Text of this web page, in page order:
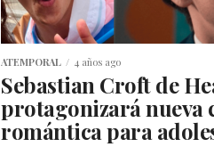
ATEMPORAL 4 años ago
Sebastian Croft de
protagonizará nueva
romántica para